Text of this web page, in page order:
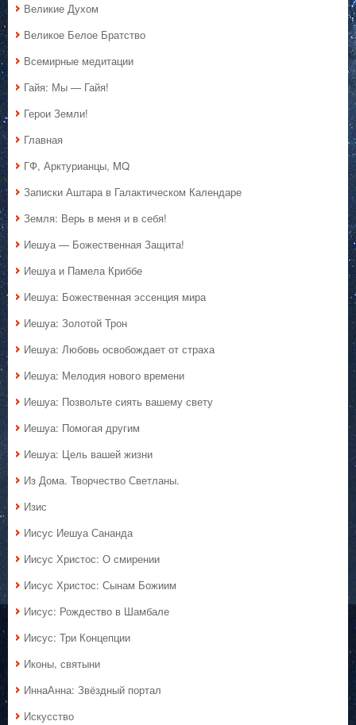
Великие Духом
Великое Белое Братство
Всемирные медитации
Гайя: Мы — Гайя!
Герои Земли!
Главная
ГФ, Арктурианцы, MQ
Записки Аштара в Галактическом Календаре
Земля: Верь в меня и в себя!
Иешуа — Божественная Защита!
Иешуа и Памела Криббе
Иешуа: Божественная эссенция мира
Иешуа: Золотой Трон
Иешуа: Любовь освобождает от страха
Иешуа: Мелодия нового времени
Иешуа: Позвольте сиять вашему свету
Иешуа: Помогая другим
Иешуа: Цель вашей жизни
Из Дома. Творчество Светланы.
Изис
Иисус Иешуа Сананда
Иисус Христос: О смирении
Иисус Христос: Сынам Божиим
Иисус: Рождество в Шамбале
Иисус: Три Концепции
Иконы, святыни
ИннаАнна: Звёздный портал
Искусство